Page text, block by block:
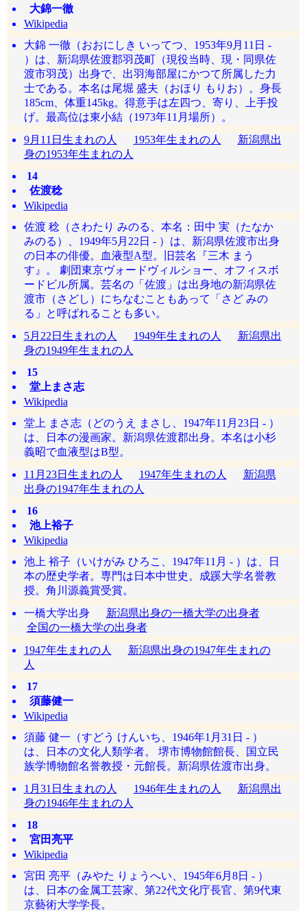
大錦一徹
Wikipedia
大錦 一徹（おおにしき いってつ、1953年9月11日 -
）は、新潟県佐渡郡羽茂町（現役当時、現・同県佐
渡市羽茂）出身で、出羽海部屋にかつて所属した力
士である。本名は尾堀 盛夫（おほり もりお）。身長
185cm、体重145kg。得意手は左四つ、寄り、上手投
げ。最高位は東小結（1973年11月場所）。
9月11日生まれの人
1953年生まれの人
新潟県出
身の1953年生まれの人
14
佐渡稔
Wikipedia
佐渡 稔（さわたり みのる、本名：田中 実（たなか
みのる）、1949年5月22日 - ）は、新潟県佐渡市出身
の日本の俳優。血液型A型。旧芸名『三木 まう
す』。 劇団東京ヴォードヴィルショー、オフィスボ
ードビル所属。芸名の「佐渡」は出身地の新潟県佐
渡市（さどし）にちなむこともあって「さど みの
る」と呼ばれることも多い。
5月22日生まれの人
1949年生まれの人
新潟県出
身の1949年生まれの人
15
堂上まさ志
Wikipedia
堂上 まさ志（どのうえ まさし、1947年11月23日 - ）
は、日本の漫画家。新潟県佐渡郡出身。本名は小杉
義昭で血液型はB型。
11月23日生まれの人
1947年生まれの人
新潟県
出身の1947年生まれの人
16
池上裕子
Wikipedia
池上 裕子（いけがみ ひろこ、1947年11月 - ）は、日
本の歴史学者。専門は日本中世史。成蹊大学名誉教
授。角川源義賞受賞。
一橋大学出身 新潟県出身の一橋大学の出身者
全国の一橋大学の出身者
1947年生まれの人
新潟県出身の1947年生まれの
人
17
須藤健一
Wikipedia
須藤 健一（すどう けんいち、1946年1月31日 - ）
は、日本の文化人類学者。 堺市博物館館長、国立民
族学博物館名誉教授・元館長。新潟県佐渡市出身。
1月31日生まれの人
1946年生まれの人
新潟県出
身の1946年生まれの人
18
宮田亮平
Wikipedia
宮田 亮平（みやた りょうへい、1945年6月8日 - ）
は、日本の金属工芸家、第22代文化庁長官、第9代東
京藝術大学学長。